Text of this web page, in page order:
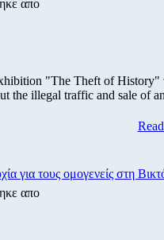
απο
"The Theft of History"
the illegal traffic and sale of
για τους ομογενείς στη
απο